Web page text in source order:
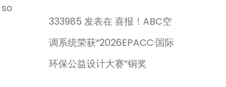
333985 发表在喜报！ABC空
调系统荣获“2026EPACC·国际
环保公益设计大赛”铜奖